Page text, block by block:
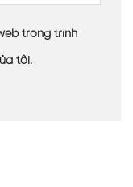
trong trình
tôi.